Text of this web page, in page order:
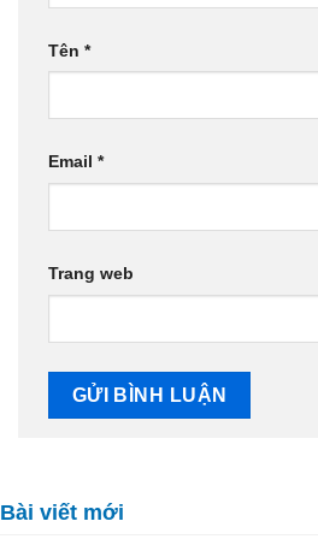
Tên *
Email *
Trang web
Bài viết mới